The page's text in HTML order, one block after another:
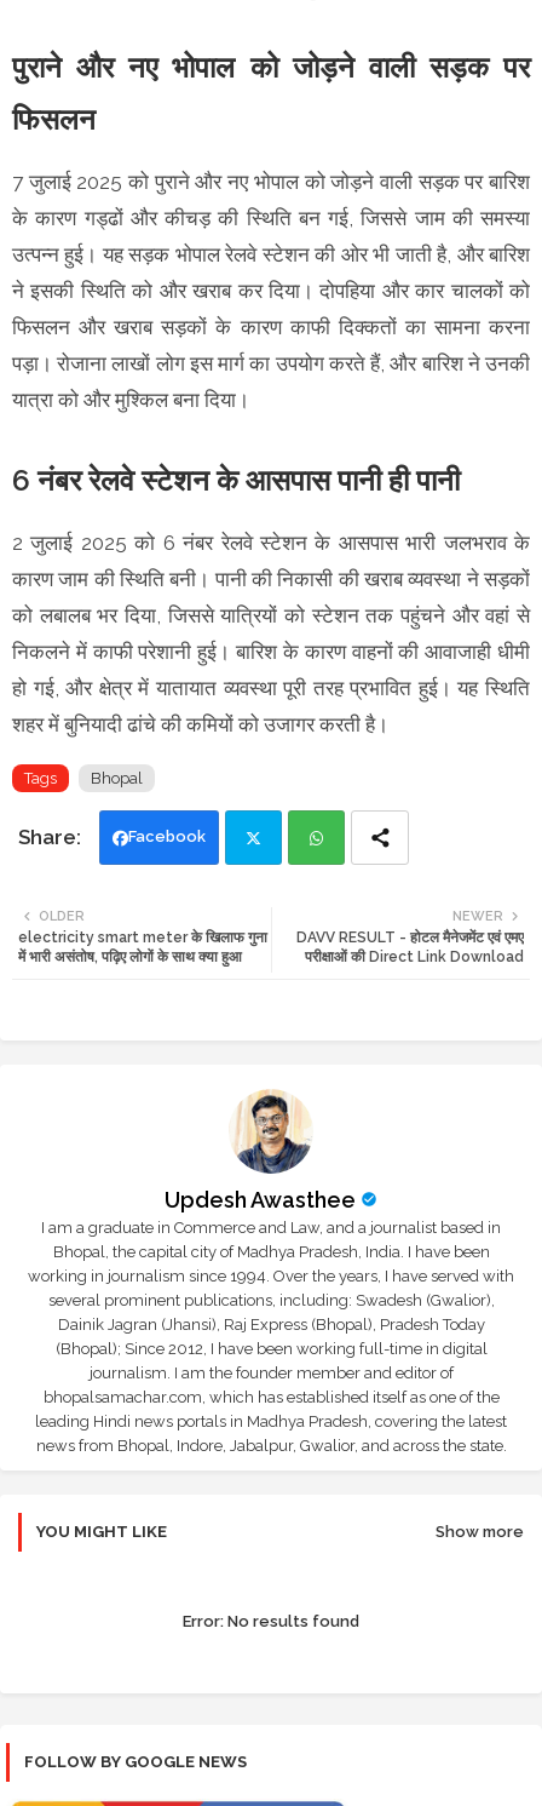
पुराने और नए भोपाल को जोड़ने वाली सड़क पर
फिसलन
7 जुलाई 2025 को पुराने और नए भोपाल को जोड़ने वाली सड़क पर बारिश
के कारण गड्ढों और कीचड़ की स्थिति बन गई, जिससे जाम की समस्या
उत्पन्न हुई। यह सड़क भोपाल रेलवे स्टेशन की ओर भी जाती है, और बारिश
ने इसकी स्थिति को और खराब कर दिया। दोपहिया और कार चालकों को
फिसलन और खराब सड़कों के कारण काफी दिक्कतों का सामना करना
पड़ा। रोजाना लाखों लोग इस मार्ग का उपयोग करते हैं, और बारिश ने उनकी
यात्रा को और मुश्किल बना दिया।
6 नंबर रेलवे स्टेशन के आसपास पानी ही पानी
2 जुलाई 2025 को 6 नंबर रेलवे स्टेशन के आसपास भारी जलभराव के
कारण जाम की स्थिति बनी। पानी की निकासी की खराब व्यवस्था ने सड़कों
को लबालब भर दिया, जिससे यात्रियों को स्टेशन तक पहुंचने और वहां से
निकलने में काफी परेशानी हुई। बारिश के कारण वाहनों की आवाजाही धीमी
हो गई, और क्षेत्र में यातायात व्यवस्था पूरी तरह प्रभावित हुई। यह स्थिति
शहर में बुनियादी ढांचे की कमियों को उजागर करती है।
Tags Bhopal
Facebook
tte ats
NEWER
DAVV RESULT - होटल मैनेजमेंट एवं एमए
परीक्षाओं की Direct Link Download
OLDER
electricity smart meter के खिलाफ गुना
में भारी असंतोष, पढ़िए लोगों के साथ क्या हुआ
Updesh Awasthee
I am a graduate in Commerce and Law, and a journalist based in
Bhopal, the capital city of Madhya Pradesh, India. I have been
working in journalism since 1994. Over the years, I have served with
several prominent publications, including: Swadesh (Gwalior),
Dainik Jagran (Jhansi), Raj Express (Bhopal), Pradesh Today
(Bhopal); Since 2012, I have been working full-time in digital
journalism. I am the founder member and editor of
bhopalsamachar.com, which has established itself as one of the
leading Hindi news portals in Madhya Pradesh, covering the latest
news from Bhopal, Indore, Jabalpur, Gwalior, and across the state.
YOU MIGHT LIKE Show more
Error: No results found
FOLLOW BY GOOGLE NEWS